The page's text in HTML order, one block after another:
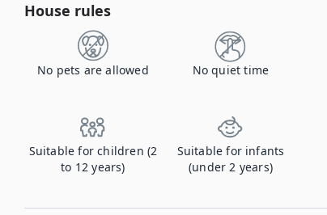
House rules
No pets are allowed No quiet time
Suitable for children (2
to 12 years)
Suitable for infants
(under 2 years)